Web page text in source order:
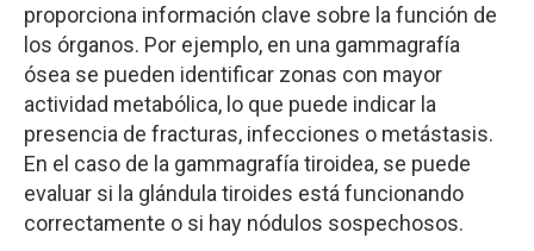
proporciona información clave sobre la función de
los órganos. Por ejemplo, en una gammagrafía
ósea se pueden identificar zonas con mayor
actividad metabólica, lo que puede indicar la
presencia de fracturas, infecciones o metástasis.
En el caso de la gammagrafía tiroidea, se puede
evaluar si la glándula tiroides está funcionando
correctamente o si hay nódulos sospechosos.